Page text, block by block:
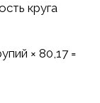
круга
× 80,17 =